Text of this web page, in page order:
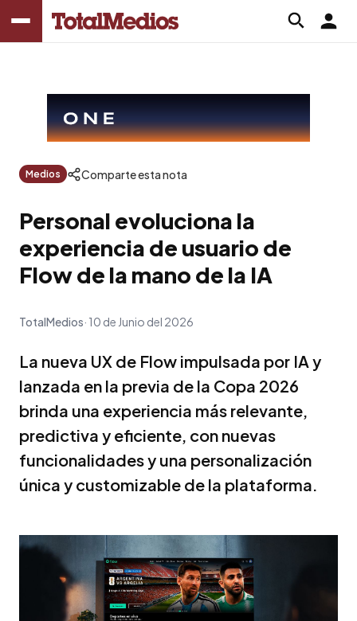
Medios Comparte esta nota
Personal evoluciona la
experiencia de usuario de
Flow de la mano de la IA
TotalMedios 10 de Junio del 2026
La nueva UX de Flow impulsada por IA y
lanzada en la previa de la Copa 2026
brinda una experiencia más relevante,
predictiva y eficiente, con nuevas
funcionalidades y una personalización
única y customizable de la plataforma.